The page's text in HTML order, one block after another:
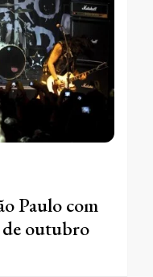
Paulo com
outubro